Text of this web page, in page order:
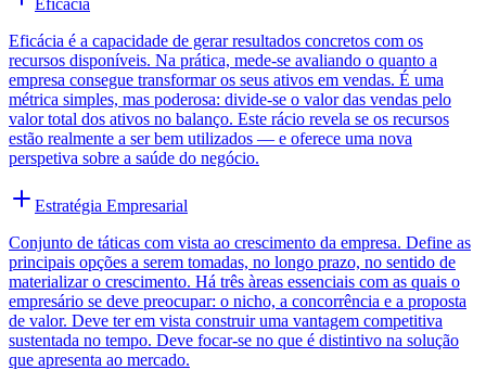
Eficácia é a capacidade de gerar resultados concretos com os
recursos disponíveis. Na prática, mede-se avaliando o quanto a
empresa consegue transformar os seus ativos em vendas. É uma
métrica simples, mas poderosa: divide-se o valor das vendas pelo
valor total dos ativos no balanço. Este rácio revela se os recursos
estão realmente a ser bem utilizados — e oferece uma nova
perspetiva sobre a saúde do negócio.
Estratégia Empresarial
Conjunto de táticas com vista ao crescimento da empresa. Define as
principais opções a serem tomadas, no longo prazo, no sentido de
materializar o crescimento. Há três àreas essenciais com as quais o
empresário se deve preocupar: o nicho, a concorrência e a proposta
de valor. Deve ter em vista construir uma vantagem competitiva
sustentada no tempo. Deve focar-se no que é distintivo na solução
que apresenta ao mercado.